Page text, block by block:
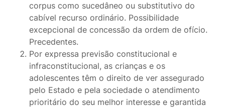
corpus como sucedâneo ou substitutivo do
cabível recurso ordinário. Possibilidade
excepcional de concessão da ordem de ofício.
Precedentes.
Por expressa previsão constitucional e
infraconstitucional, as crianças e os
adolescentes têm o direito de ver assegurado
pelo Estado e pela sociedade o atendimento
prioritário do seu melhor interesse e garantida